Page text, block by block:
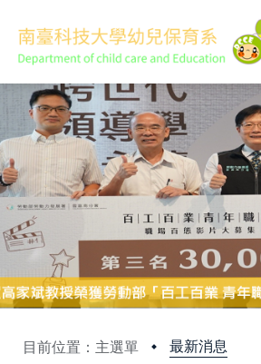
目前位置：主選單 最新消息
:::